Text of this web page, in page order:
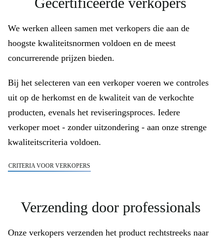
We werken alleen samen met verkopers die aan de
hoogste kwaliteitsnormen voldoen en de meest
concurrerende prijzen bieden.
Bij het selecteren van een verkoper voeren we controles
uit op de herkomst en de kwaliteit van de verkochte
producten, evenals het reviseringsproces. Iedere
verkoper moet - zonder uitzondering - aan onze strenge
kwaliteitscriteria voldoen.
CRITERIA VOOR VERKOPERS
Verzending door professionals
Onze verkopers verzenden het product rechtstreeks naar